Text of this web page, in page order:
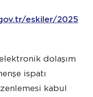
eskiler/2025/
dolaşım
ispatı
kabul